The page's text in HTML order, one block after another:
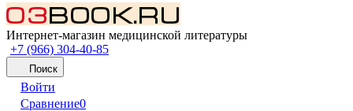
Интернет-магазин медицинской литературы
+7 (966) 304-40-85
Поиск
Войти
Сравнение0